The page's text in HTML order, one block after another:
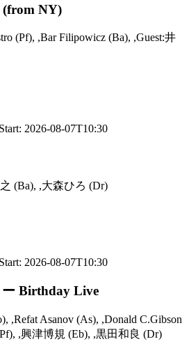
NY)
(Pf), ,Bar Filipowicz (Ba), ,Guest:井
Start: 2026-08-07T10:30
(Ba), ,大森ひろ (Dr)
Start: 2026-08-07T10:30
Birthday Live
), ,Refat Asanov (As), ,Donald C.Gibson
), ,興津博規 (Eb), ,黒田和良 (Dr)